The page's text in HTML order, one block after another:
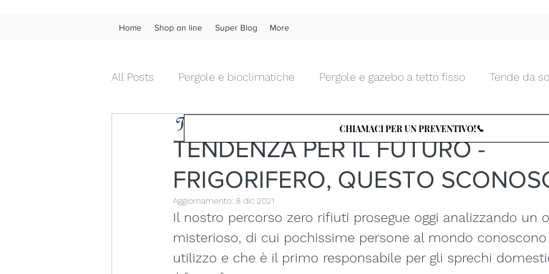
Home Shop on line Super Blog More
All Posts Pergole e bioclimatiche Pergole e gazebo a tetto fisso Tende da
Tende da interno diritte Tende da interno morbide Tende da interno
Chiusure da esterni in pvc Chiusure da esterni in vetro Zanzariere
Fonoassorbenza acustica Arte e Design Tende d'artista TENDENZA
TENDENZA PER IL FUTURO -
FRIGORIFERO, QUESTO
Tempo di lettura: 3 min
Aggiornamento: 8 dic 2021
Il nostro percorso zero rifiuti prosegue oggi analizzando un
misterioso, di cui pochissime persone al mondo
utilizzo e che è il primo responsabile per gli sprechi
CHIAMACI PER UN PREVENTIVO!